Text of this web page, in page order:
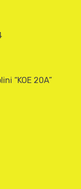
“KOE 20A”